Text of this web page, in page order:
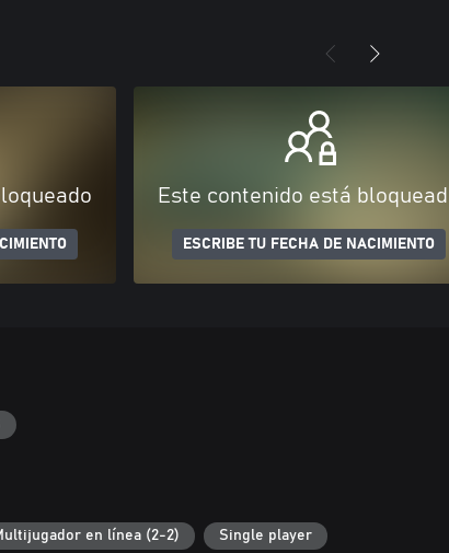
Este contenido está
ESCRIBE TU FECHA DE NACIMIENTO
en línea (2-2) Single player